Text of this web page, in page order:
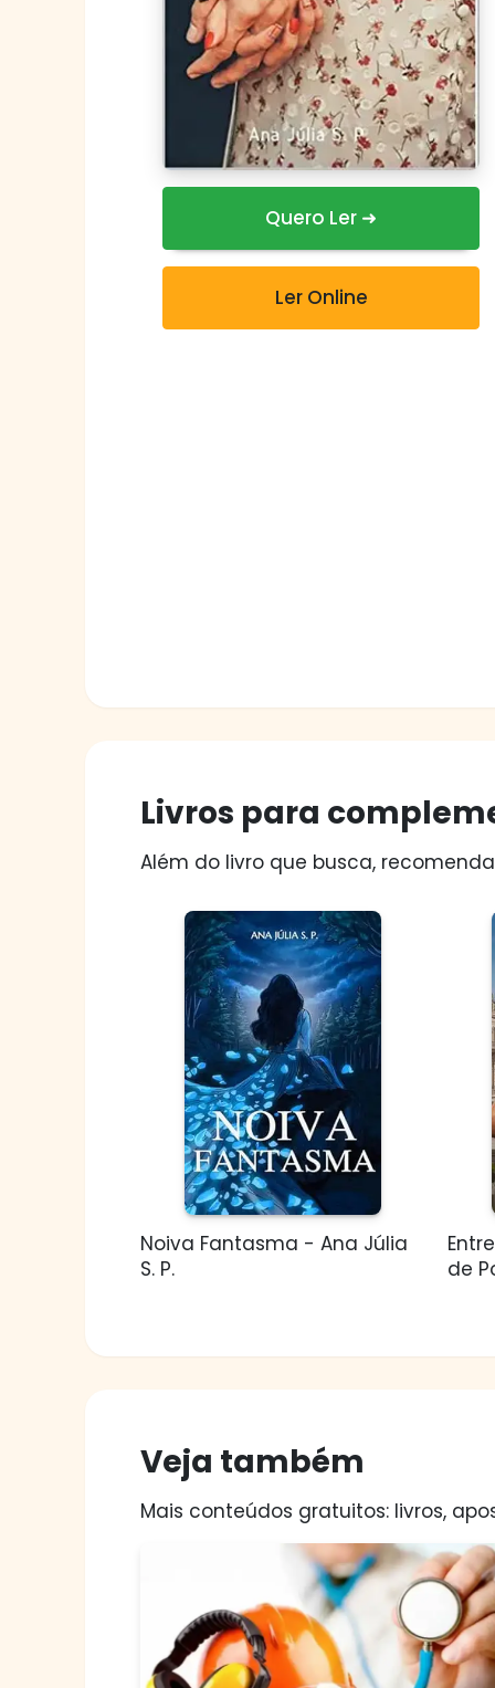
Quero Ler ➜
Ler Online
Livros para
Além do livro que busca,
Noiva Fantasma - Ana Júlia
S. P.
de
Veja também
Mais conteúdos gratuitos: livros,